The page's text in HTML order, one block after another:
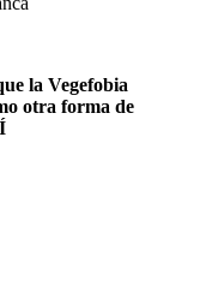
la Vegefobia
otra forma de